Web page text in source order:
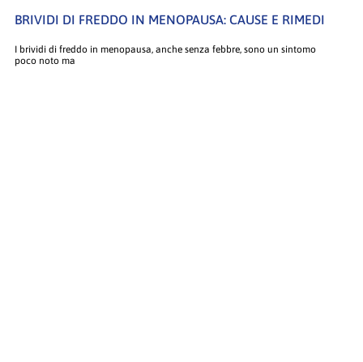
BRIVIDI DI FREDDO IN MENOPAUSA: CAUSE E RIMEDI
I brividi di freddo in menopausa, anche senza febbre, sono un sintomo
poco noto ma